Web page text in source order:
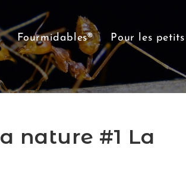
Fourmidables® Pour les petits
nature #1 La